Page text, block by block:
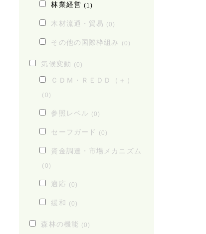
林業経営 (1)
木材流通・貿易 (0)
その他の国際枠組み (0)
気候変動 (0)
ＣＤＭ・ＲＥＤＤ（＋）
(0)
参照レベル (0)
セーフガード (0)
資金調達・市場メカニズム
(0)
適応 (0)
緩和 (0)
森林の機能 (0)